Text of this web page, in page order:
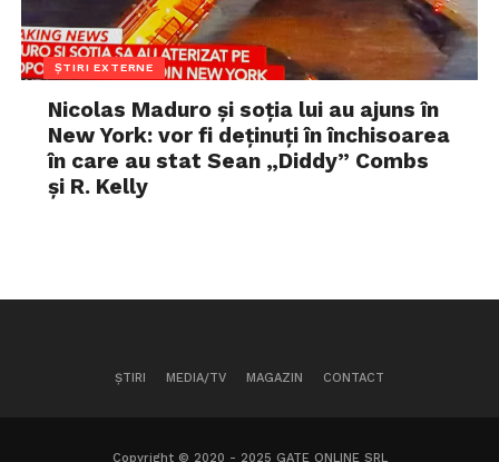
ȘTIRI EXTERNE
Nicolas Maduro și soția lui au ajuns în
New York: vor fi deținuți în închisoarea
în care au stat Sean „Diddy” Combs
și R. Kelly
ȘTIRI MEDIA/TV MAGAZIN CONTACT
Copyright © 2020 - 2025 GATE ONLINE SRL